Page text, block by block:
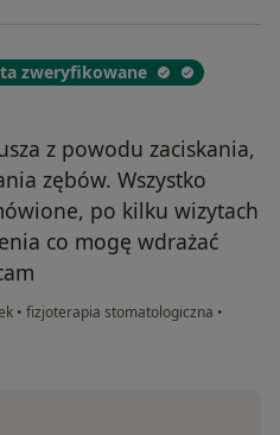
zweryfikowane
z powodu zaciskania,
zębów. Wszystko
po kilku wizytach
co mogę wdrażać
• fizjoterapia stomatologiczna •